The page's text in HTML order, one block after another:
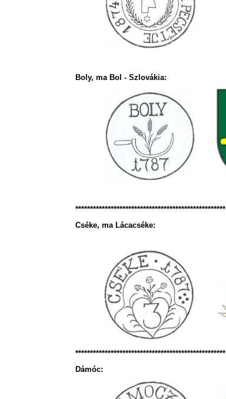
Boly, ma Bol - Szlovákia:
***************************************************
Cséke, ma Lácacséke:
***************************************************
Dámóc: